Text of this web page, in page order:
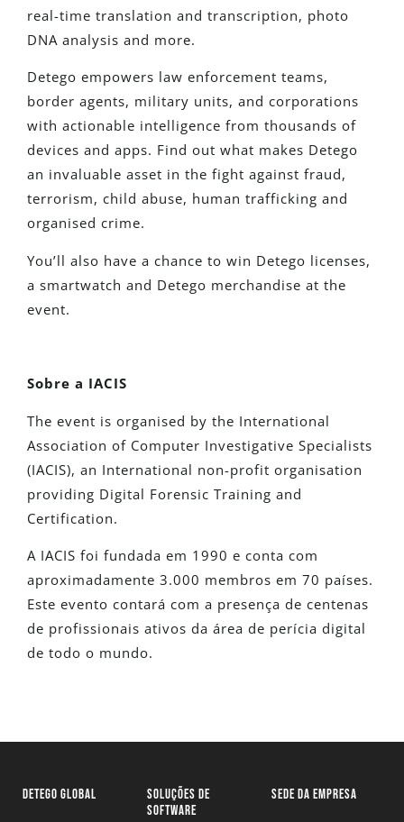
real-time translation and transcription, photo
DNA analysis and more.
Detego empowers law enforcement teams,
border agents, military units, and corporations
with actionable intelligence from thousands of
devices and apps. Find out what makes Detego
an invaluable asset in the fight against fraud,
terrorism, child abuse, human trafficking and
organised crime.
You’ll also have a chance to win Detego licenses,
a smartwatch and Detego merchandise at the
event.
Sobre a IACIS
The event is organised by the International
Association of Computer Investigative Specialists
(IACIS), an International non-profit organisation
providing Digital Forensic Training and
Certification.
A IACIS foi fundada em 1990 e conta com
aproximadamente 3.000 membros em 70 países.
Este evento contará com a presença de centenas
de profissionais ativos da área de perícia digital
de todo o mundo.
DETEGO GLOBAL
SOLUÇÕES DE
SOFTWARE
SEDE DA EMPRESA